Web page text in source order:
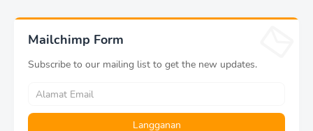
Mailchimp Form
Subscribe to our mailing list to get the new updates.